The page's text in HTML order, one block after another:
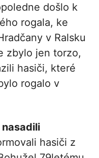
došlo k
rogala, ke
v Ralsku
zbylo jen torzo,
hasiči, které
rogalo v
nasadili
hasiči z